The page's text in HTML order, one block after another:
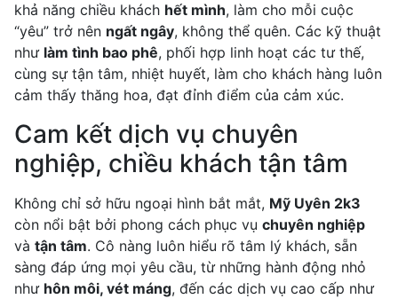
khả năng chiều khách hết mình, làm cho mỗi cuộc
“yêu” trở nên ngất ngây, không thể quên. Các kỹ thuật
như làm tình bao phê, phối hợp linh hoạt các tư thế,
cùng sự tận tâm, nhiệt huyết, làm cho khách hàng luôn
cảm thấy thăng hoa, đạt đỉnh điểm của cảm xúc.
Cam kết dịch vụ chuyên
nghiệp, chiều khách tận tâm
Không chỉ sở hữu ngoại hình bắt mắt, Mỹ Uyên 2k3
còn nổi bật bởi phong cách phục vụ chuyên nghiệp
và tận tâm. Cô nàng luôn hiểu rõ tâm lý khách, sẵn
sàng đáp ứng mọi yêu cầu, từ những hành động nhỏ
như hôn môi, vét máng, đến các dịch vụ cao cấp như